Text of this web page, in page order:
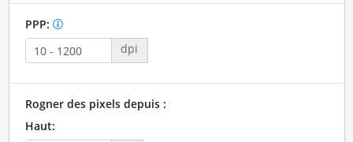
PPP:
dpi
Rogner des pixels depuis :
Haut: